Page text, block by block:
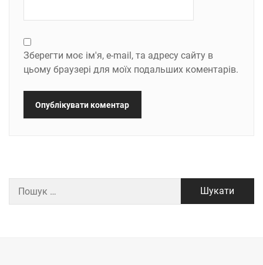
Зберегти моє ім'я, e-mail, та адресу сайту в
цьому браузері для моїх подальших коментарів.